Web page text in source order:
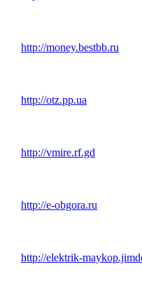
http://money.bestbb.ru
http://otz.pp.ua
http://vmire.rf.gd
http://e-obgora.ru
http://elektrik-